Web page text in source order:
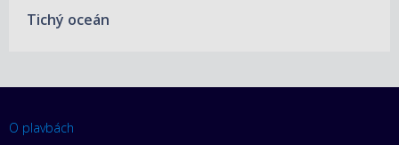
Tichý oceán
O plavbách